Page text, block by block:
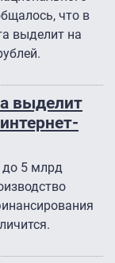
что в
выделит на
выделит
до 5 млрд